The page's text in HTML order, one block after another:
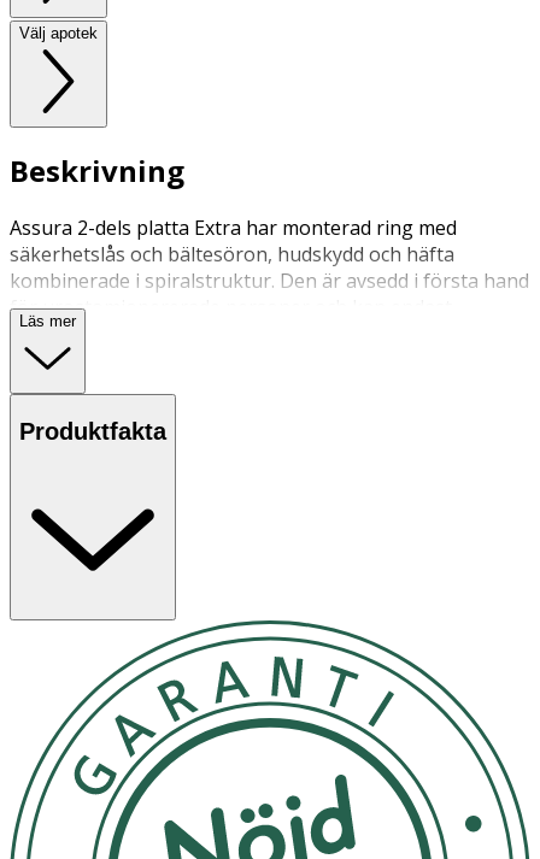
Välj apotek
Beskrivning
Assura 2-dels platta Extra har monterad ring med
säkerhetslås och bältesöron, hudskydd och häfta
kombinerade i spiralstruktur. Den är avsedd i första hand
för urostomiopererade personer och kan endast
användas till Assura 2-dels påse, Assura Plus 2-dels påse
och Assura Plus 2-dels påse med Hide–away utlopp. Kan
bäras med bälte.
Läs mer
Produktfakta